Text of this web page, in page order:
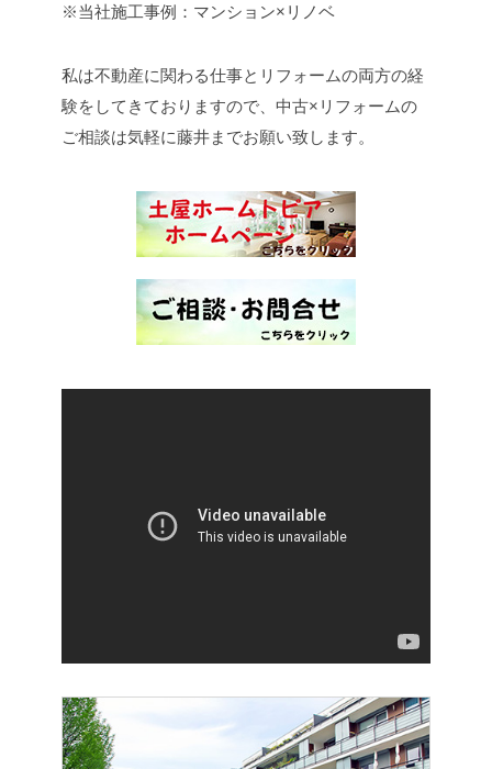
※当社施工事例：マンション×リノベ
私は不動産に関わる仕事とリフォームの両方の経
験をしてきておりますので、中古×リフォームの
ご相談は気軽に藤井までお願い致します。